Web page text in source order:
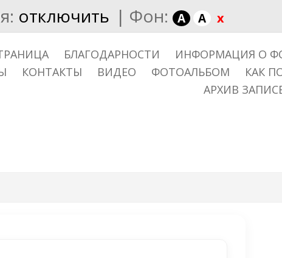
отключить | Фон: A A x
БЛАГОДАРНОСТИ ИНФОРМАЦИЯ О
КОНТАКТЫ ВИДЕО ФОТОАЛЬБОМ КАК
АРХИВ